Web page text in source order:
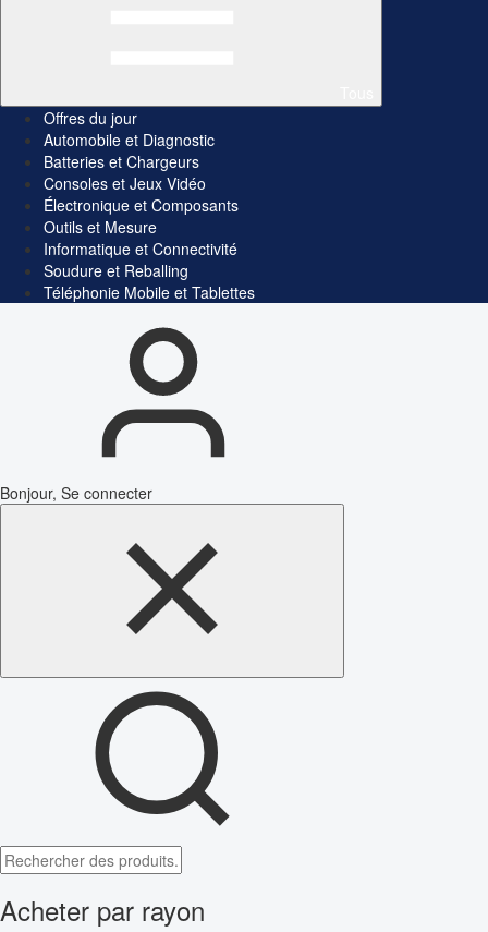
Offres du jour
Automobile et Diagnostic
Batteries et Chargeurs
Consoles et Jeux Vidéo
Électronique et Composants
Outils et Mesure
Informatique et Connectivité
Soudure et Reballing
Téléphonie Mobile et Tablettes
Bonjour, Se connecter
Acheter par rayon